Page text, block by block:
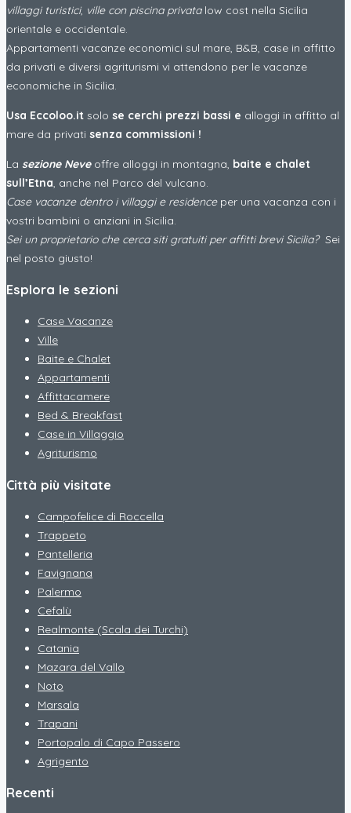
villaggi turistici, ville con piscina privatalow cost nella Sicilia
orientale e occidentale.
Appartamenti vacanze economici sul mare, B&B, case in affitto
da privati e diversi agriturismi vi attendono per le vacanze
economiche in Sicilia.
Usa Eccoloo.it solo se cerchi prezzi bassi e alloggi in affitto al
mare da privati senza commissioni !
La sezione Neveoffre alloggi in montagna, baite e chalet
sull’Etna , anche nel Parco del vulcano.
Case vacanze dentro i villaggi e residenceper una vacanza con i
vostri bambini o anziani in Sicilia.
Sei un proprietario che cerca siti gratuiti per affitti brevi Sicilia? Sei
nel posto giusto!
Esplora le sezioni
Case Vacanze
Ville
Baite e Chalet
Appartamenti
Affittacamere
Bed & Breakfast
Case in Villaggio
Agriturismo
Città più visitate
Campofelice di Roccella
Trappeto
Pantelleria
Favignana
Palermo
Cefalù
Realmonte (Scala dei Turchi)
Catania
Mazara del Vallo
Noto
Marsala
Trapani
Portopalo di Capo Passero
Agrigento
Recenti